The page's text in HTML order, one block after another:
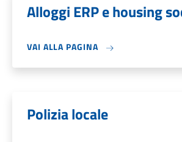
Alloggi ERP e housing
VAI ALLA PAGINA
Polizia locale